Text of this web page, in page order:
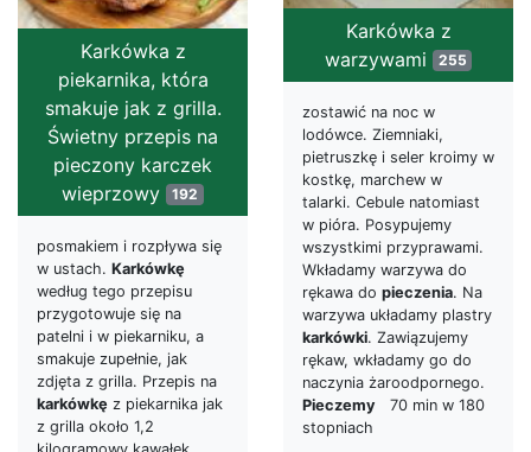
Karkówka z
warzywami
255
zostawić na noc w
lodówce. Ziemniaki,
pietruszkę i seler kroimy w
kostkę, marchew w
talarki. Cebule natomiast
w pióra. Posypujemy
wszystkimi przyprawami.
Wkładamy warzywa do
rękawa do pieczenia. Na
warzywa układamy plastry
karkówki. Zawiązujemy
rękaw, wkładamy go do
naczynia żaroodpornego.
Pieczemy 70 min w 180
stopniach
Karkówka z
piekarnika, która
smakuje jak z grilla.
Świetny przepis na
pieczony karczek
wieprzowy 192
posmakiem i rozpływa się
w ustach. Karkówkę
według tego przepisu
przygotowuje się na
patelni i w piekarniku, a
smakuje zupełnie, jak
zdjęta z grilla. Przepis na
karkówkę z piekarnika jak
z grilla około 1,2